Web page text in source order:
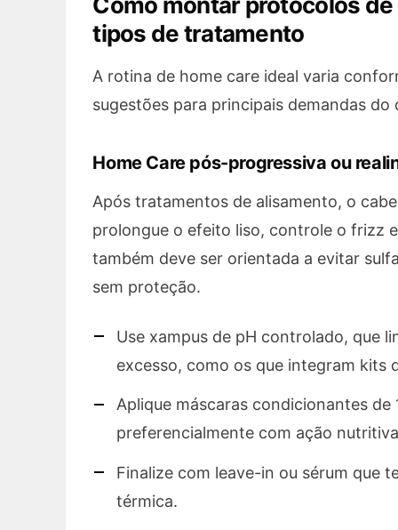
tipos de tratamento
A rotina de home care ideal varia
sugestões para principais demandas do
Home Care pós-progressiva ou
Após tratamentos de alisamento, o
prolongue o efeito liso, controle o frizz
também deve ser orientada a evitar
sem proteção.
Use xampus de pH controlado, que
excesso, como os que integram kits
Aplique máscaras condicionantes de
preferencialmente com ação
Finalize com leave-in ou sérum que
térmica.